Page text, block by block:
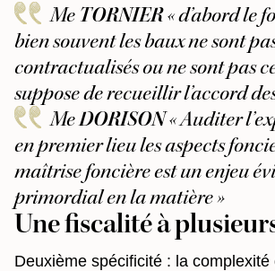
Me TORNIER« d’abord le
bien souvent les baux ne sont
contractualisés ou ne sont pas
suppose de recueillir l’accord
MeDORISON« Auditer
en premier lieu les aspects
maîtrise foncière est un enjeu
primordial en la matière »
Une fiscalité à
Deuxième spécificité : la complexité